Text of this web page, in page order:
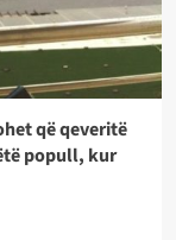
që qeveritë
popull, kur